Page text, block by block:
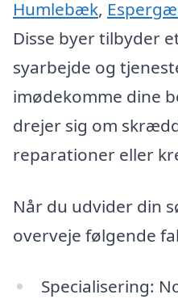
Humlebæk,
Disse byer tilbyder
syarbejde og
imødekomme dine
drejer sig om
reparationer eller
Når du udvider din
overveje følgende
Specialisering: